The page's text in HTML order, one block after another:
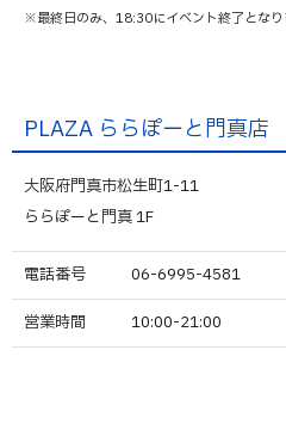
※最終日のみ、18:30にイベント終了となり
PLAZA ららぽーと門真店
大阪府門真市松生町1-11
ららぽーと門真 1F
電話番号
06-6995-4581
営業時間
10:00-21:00